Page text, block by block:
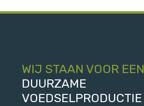
WIJ STAAN VOOR EEN
DUURZAME
VOEDSELPRODUCTIE